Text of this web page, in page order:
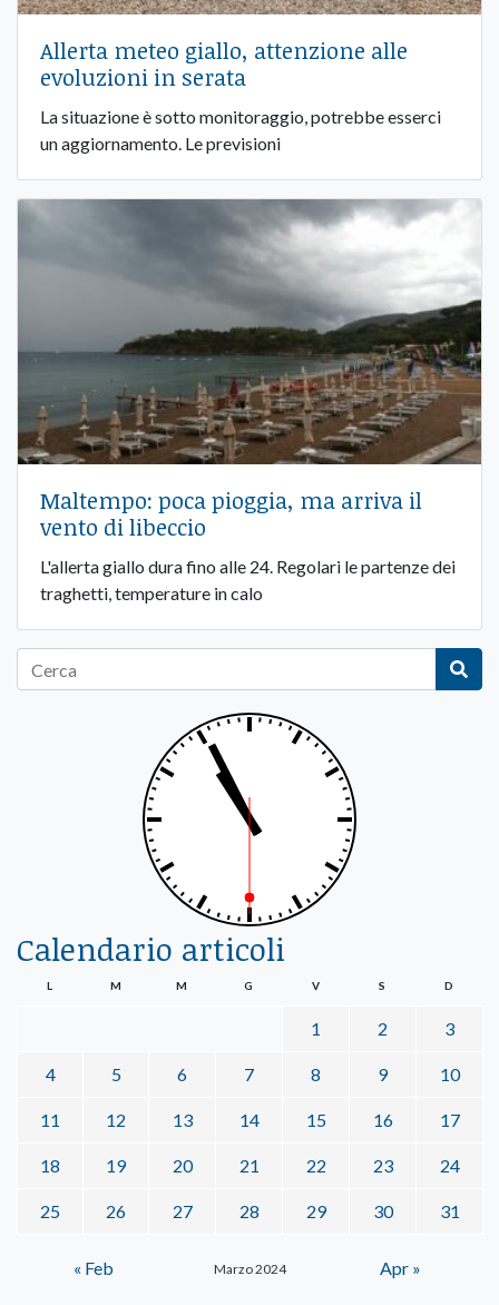
Allerta meteo giallo, attenzione alle
evoluzioni in serata
La situazione è sotto monitoraggio, potrebbe esserci
un aggiornamento. Le previsioni
Maltempo: poca pioggia, ma arriva il
vento di libeccio
L'allerta giallo dura fino alle 24. Regolari le partenze dei
traghetti, temperature in calo
Calendario articoli
Marzo 2024
L M M G V S D
1 2 3
4 5 6 7 8 9 10
11 12 13 14 15 16 17
18 19 20 21 22 23 24
25 26 27 28 29 30 31
« Feb Apr »